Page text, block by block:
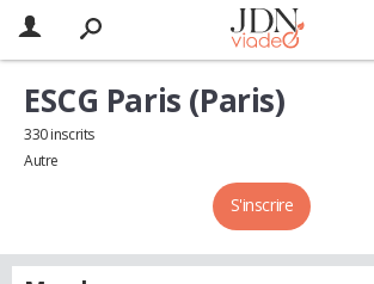
S'inscrire
ESCG Paris (Paris)
330 inscrits
Autre